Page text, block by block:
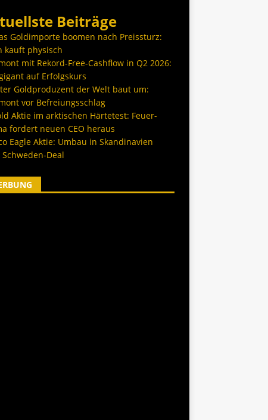
Beiträge
Goldimporte boomen nach Preissturz:
kauft physisch
mit Rekord-Free-Cashflow in Q2 2026:
auf Erfolgskurs
Goldproduzent der Welt baut um:
vor Befreiungsschlag
Aktie im arktischen Härtetest: Feuer-
fordert neuen CEO heraus
Eagle Aktie: Umbau in Skandinavien
Schweden-Deal